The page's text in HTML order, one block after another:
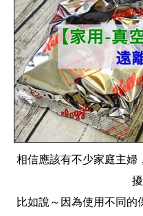
相信應該有不少家庭主婦
比如說～因為使用不同的